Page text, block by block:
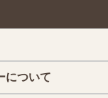
について